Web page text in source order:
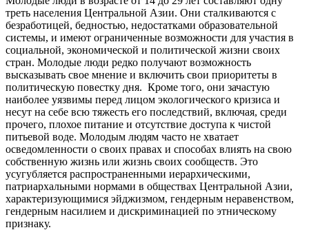
треть населения Центральной Азии. Они сталкиваются с
безработицей, бедностью, недостатками образовательной
системы, и имеют ограниченные возможности для участия в
социальной, экономической и политической жизни своих
стран. Молодые люди редко получают возможность
высказывать свое мнение и включить свои приоритеты в
политическую повестку дня. Кроме того, они зачастую
наиболее уязвимы перед лицом экологического кризиса и
несут на себе всю тяжесть его последствий, включая, среди
прочего, плохое питание и отсутствие доступа к чистой
питьевой воде. Молодым людям часто не хватает
осведомленности о своих правах и способах влиять на свою
собственную жизнь или жизнь своих сообществ. Это
усугубляется распространенными иерархическими,
патриархальными нормами в обществах Центральной Азии,
характеризующимися эйджизмом, гендерным неравенством,
гендерным насилием и дискриминацией по этническому
признаку.